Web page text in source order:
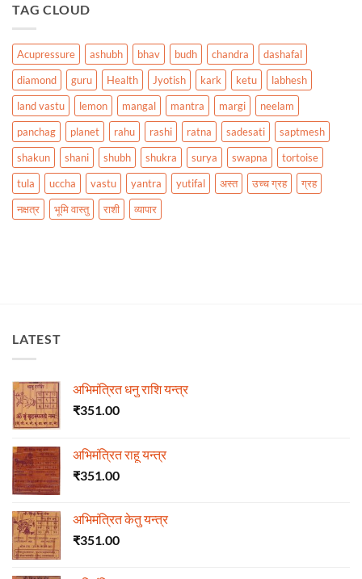
TAG CLOUD
Acupressure ashubh bhav budh chandra
dashafal
diamond
guru Health Jyotish kark ketu
labhesh
land vastu
lemon mangal mantra margi
neelam
panchag
planet rahu rashi ratna sadesati
saptmesh
shakun
shani shubh shukra surya swapna
tortoise
tula
uccha vastu yantra yutifal अस्त उच्च ग्रह
ग्रह
नक्षत्र
भूमि वास्तु राशी व्यापार
LATEST
अभिमंत्रित धनु राशि यन्त्र
₹351.00
अभिमंत्रित राहू यन्त्र
₹351.00
अभिमंत्रित केतु यन्त्र
₹351.00